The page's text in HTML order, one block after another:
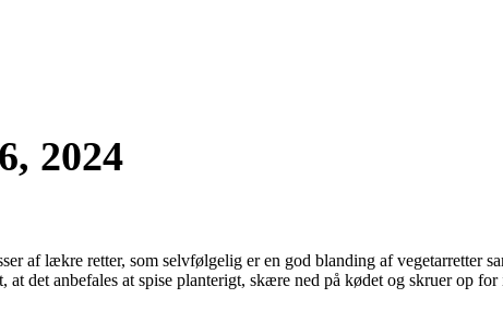
2024
af lækre retter, som selvfølgelig er en god blanding af vegetarretter
det anbefales at spise planterigt, skære ned på kødet og skruer op